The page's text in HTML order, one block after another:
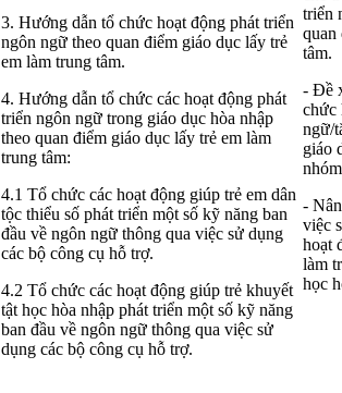
3. Hướng dẫn tổ chức hoạt động phát triển
ngôn ngữ theo quan điểm giáo dục lấy trẻ
em làm trung tâm.
4. Hướng dẫn tổ chức các hoạt động phát
triển ngôn ngữ trong giáo dục hòa nhập
theo quan điểm giáo dục lấy trẻ em làm
trung tâm:
4.1 Tổ chức các hoạt động giúp trẻ em dân
tộc thiểu số phát triển một số kỹ năng ban
đầu về ngôn ngữ thông qua việc sử dụng
các bộ công cụ hỗ trợ.
4.2 Tổ chức các hoạt động giúp trẻ khuyết
tật học hòa nhập phát triển một số kỹ năng
ban đầu về ngôn ngữ thông qua việc sử
dụng các bộ công cụ hỗ trợ.
triển
quan
tâm.
- Đề
chức
ngữ/
giáo
-
việc
hoạt
làm
học